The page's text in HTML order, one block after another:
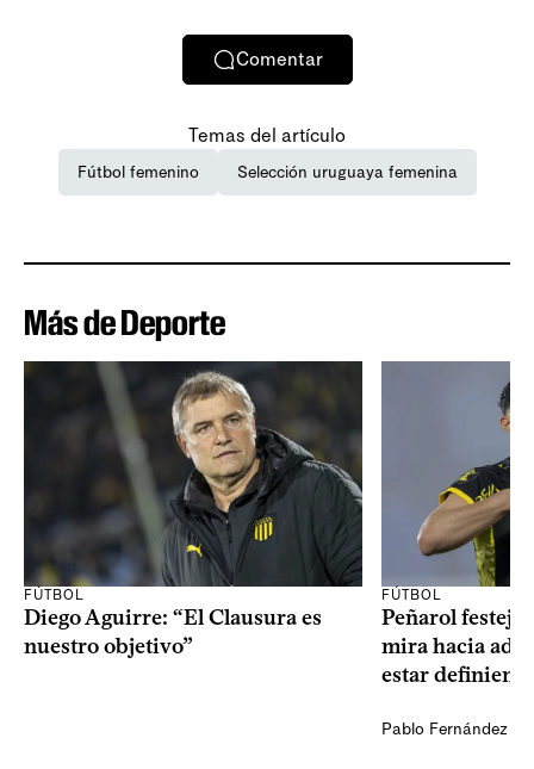
Comentar
Temas del artículo
Fútbol femenino Selección uruguaya femenina
Más de Deporte
FÚTBOL
Diego Aguirre: “El Clausura es
nuestro objetivo”
FÚTBOL
Peñarol
mira hacia
estar
Pablo Fernández